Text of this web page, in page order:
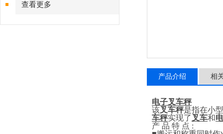
查看更多
产品介绍 相
电子叉车秤
该叉车秤是指在小
车秤实现了 叉车和
产 品 特 点 :